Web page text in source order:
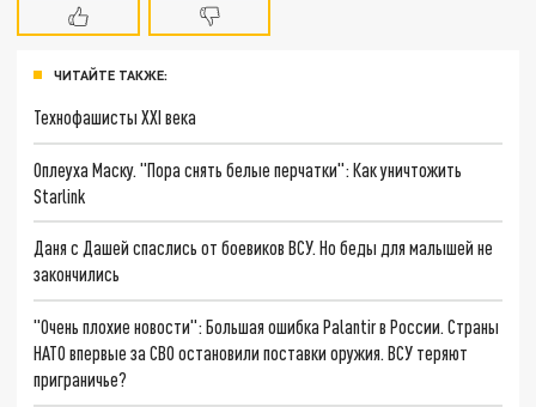
ЧИТАЙТЕ ТАКЖЕ:
Технофашисты XXI века
Оплеуха Маску. "Пора снять белые перчатки": Как уничтожить
Starlink
Даня с Дашей спаслись от боевиков ВСУ. Но беды для малышей не
закончились
"Очень плохие новости": Большая ошибка Palantir в России. Страны
НАТО впервые за СВО остановили поставки оружия. ВСУ теряют
приграничье?